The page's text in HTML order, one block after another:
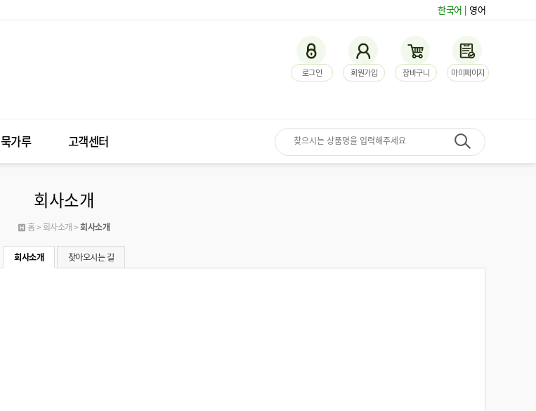
한국어 | 영어
로그인 회원가입 장바구니 마이페이지
묵가루 고객센터
회사소개
홈 > 회사소개 >회사소개
회사소개 찾아오시는 길